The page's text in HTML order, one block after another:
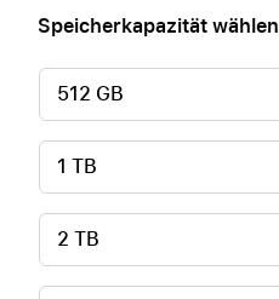
Speicherkapazität wählen
512 GB
1 TB
2 TB